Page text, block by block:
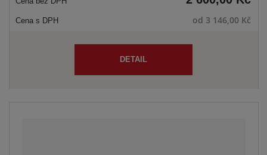
od 3 146,00 Kč
DETAIL